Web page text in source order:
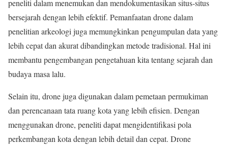
peneliti dalam menemukan dan mendokumentasikan situs-situs
bersejarah dengan lebih efektif. Pemanfaatan drone dalam
penelitian arkeologi juga memungkinkan pengumpulan data yang
lebih cepat dan akurat dibandingkan metode tradisional. Hal ini
membantu pengembangan pengetahuan kita tentang sejarah dan
budaya masa lalu.
Selain itu, drone juga digunakan dalam pemetaan permukiman
dan perencanaan tata ruang kota yang lebih efisien. Dengan
menggunakan drone, peneliti dapat mengidentifikasi pola
perkembangan kota dengan lebih detail dan cepat. Drone